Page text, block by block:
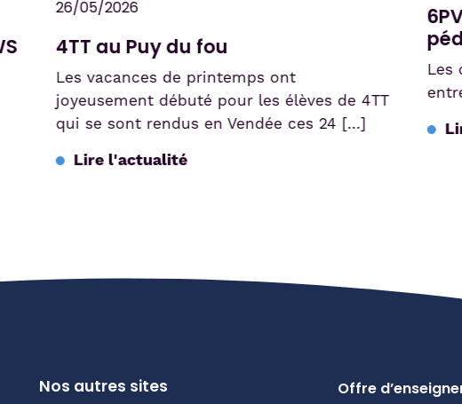
26/05/2026
4TT au Puy du fou
Les vacances de printemps ont
joyeusement débuté pour les élèves de 4TT
qui se sont rendus en Vendée ces 24 […]
Lire l'actualité
6PV
Les
Lire
Nos autres sites Offre